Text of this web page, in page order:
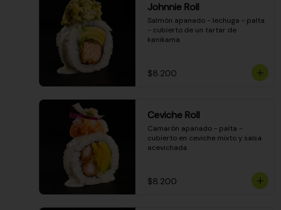
Johnnie Roll
Salmón apanado - lechuga - palta
- cubierto de un tartar de
kanikama
$8.200
Ceviche Roll
Camarón apanado - palta -
cubierto en ceviche mixto y salsa
acevichada
$8.200